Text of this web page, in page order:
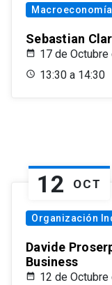
Macroeconomía
Sebastian
17 de Octubre
13:30 a 14:30
12 OCT
Organización
Davide
Business
12 de Octubre